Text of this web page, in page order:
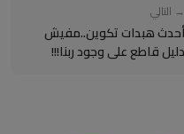
→ التالي
أحدث هبدات تكوين..مفيش
دليل قاطع على وجود ربنا!!!